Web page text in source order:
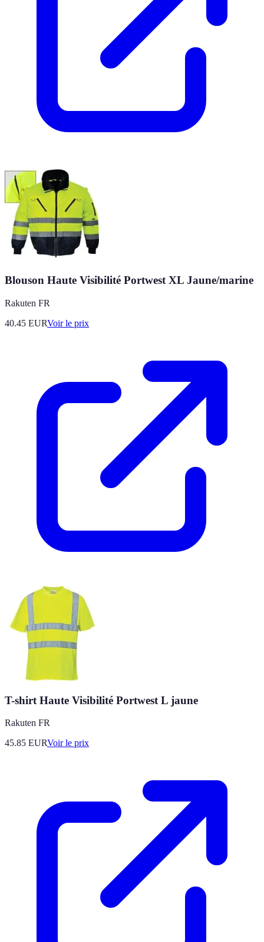
Blouson Haute Visibilité Portwest XL Jaune/marine
Rakuten FR
40.45 EURVoir le prix
T-shirt Haute Visibilité Portwest L jaune
Rakuten FR
45.85 EURVoir le prix